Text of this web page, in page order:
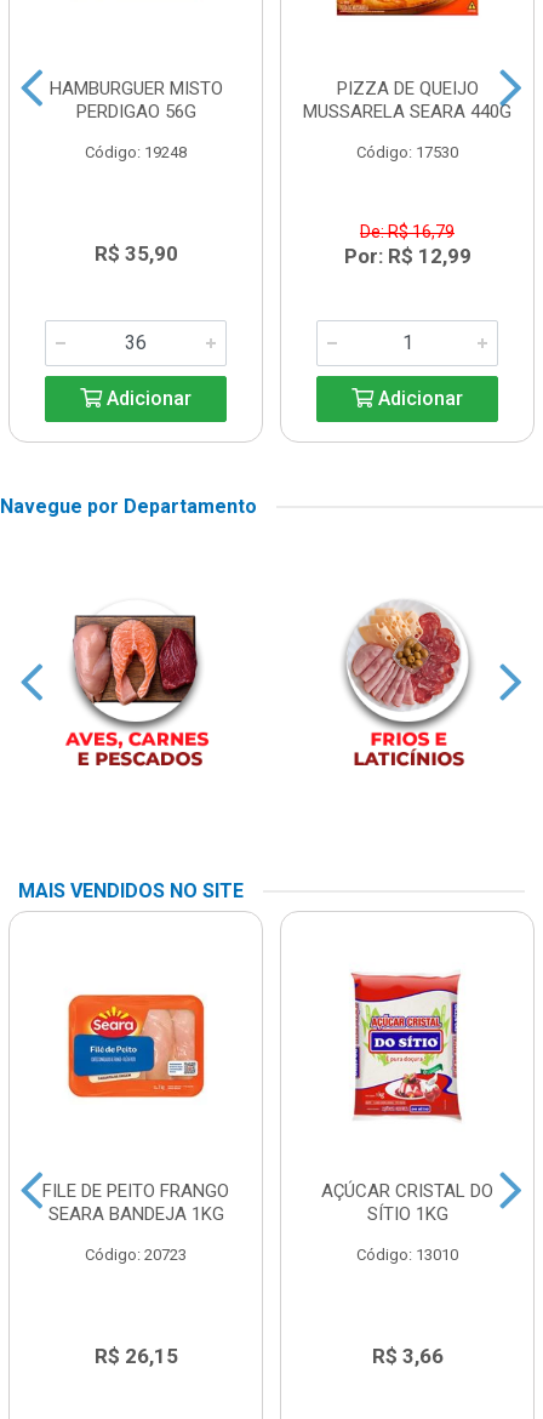
HAMBURGUER MISTO
PERDIGAO 56G
Código: 19248
R$ 35,90
Adicionar
PIZZA DE QUEIJO
MUSSARELA SEARA 440G
Código: 17530
De: R$ 16,79
Por: R$ 12,99
Adicionar
Navegue por Departamento
MAIS VENDIDOS NO SITE
FILE DE PEITO FRANGO
SEARA BANDEJA 1KG
Código: 20723
R$ 26,15
AÇÚCAR CRISTAL DO
SÍTIO 1KG
Código: 13010
R$ 3,66